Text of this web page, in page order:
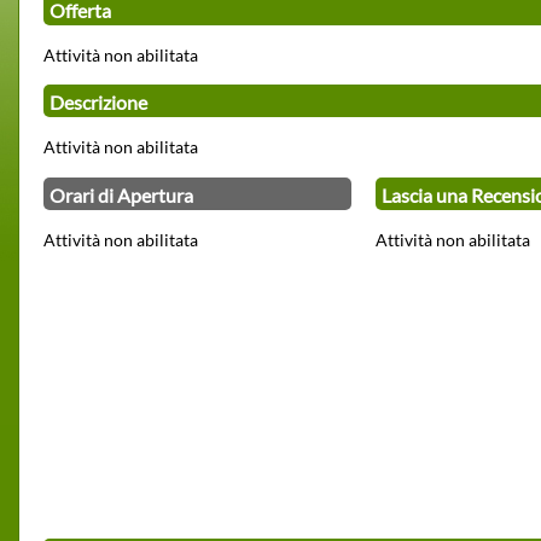
Offerta
Attività non abilitata
Descrizione
Attività non abilitata
Orari di Apertura
Attività non abilitata
Lascia una
Attività non abilitata